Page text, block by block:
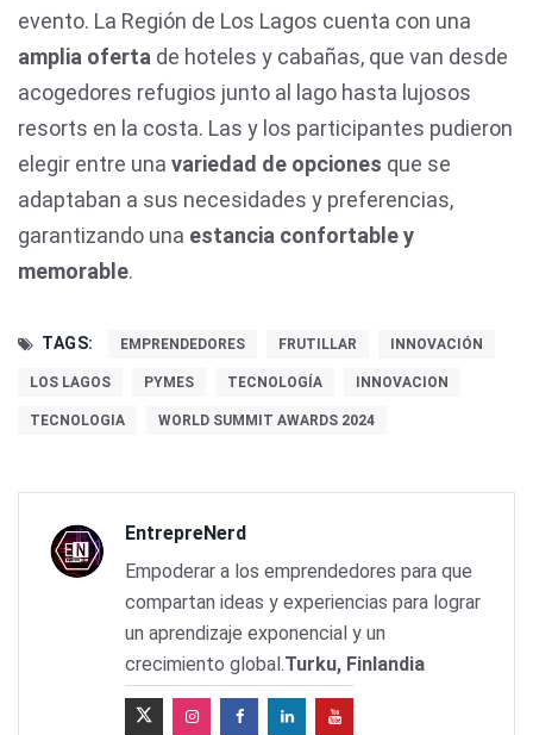
evento. La Región de Los Lagos cuenta con una
amplia oferta de hoteles y cabañas, que van desde
acogedores refugios junto al lago hasta lujosos
resorts en la costa. Las y los participantes pudieron
elegir entre una variedad de opciones que se
adaptaban a sus necesidades y preferencias,
garantizando una estancia confortable y
memorable.
TAGS: EMPRENDEDORES FRUTILLAR INNOVACIÓN
LOS LAGOS PYMES TECNOLOGÍA INNOVACION
TECNOLOGIA WORLD SUMMIT AWARDS 2024
EntrepreNerd
Empoderar a los emprendedores para que
compartan ideas y experiencias para lograr
un aprendizaje exponencial y un
crecimiento global.Turku, Finlandia